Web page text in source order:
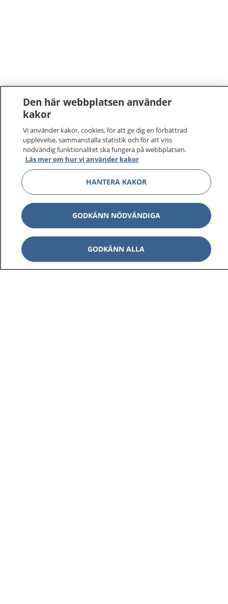
Den här webbplatsen använder
kakor
Vi använder kakor, cookies, för att ge dig en förbättrad
upplevelse, sammanställa statistik och för att viss
nödvändig funktionalitet ska fungera på webbplatsen.
Läs mer om hur vi använder kakor
HANTERA KAKOR
GODKÄNN NÖDVÄNDIGA
GODKÄNN ALLA